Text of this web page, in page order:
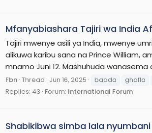
Mfanyabiashara Tajiri wa India
Tajiri mwenye asili ya India, mwenye
alikuwa karibu sana na Prince William,
mnamo Juni 12. Mashuhuda wanasema
Fbn Thread Jun 16, 2025 baada ghafla
Replies: 43 Forum: International Forum
Shabikibwa simba lala